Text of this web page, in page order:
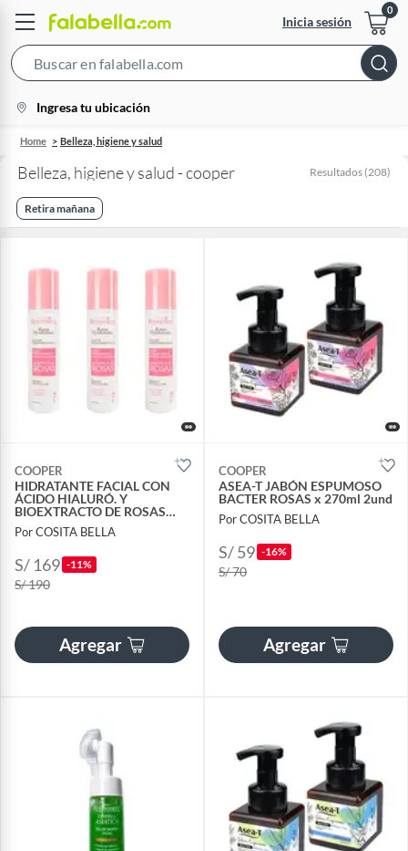
Inicia sesión
Bar
location-
icon
Ingresa tu ubicación
Home Belleza, higiene y salud
Belleza, higiene y salud - cooper Resultados (208)
Retira mañana
COOPER
HIDRATANTE FACIAL CON
ÁCIDO HIALURÓ. Y
BIOEXTRACTO DE ROSAS
150GR 3UND
Por COSITA BELLA
S/ 169 -11%
S/ 190
Agregar
COOPER
ASEA-T JABÓN ESPUMOSO
BACTER ROSAS x 270ml 2und
Por COSITA BELLA
S/ 59 -16%
S/ 70
Agregar